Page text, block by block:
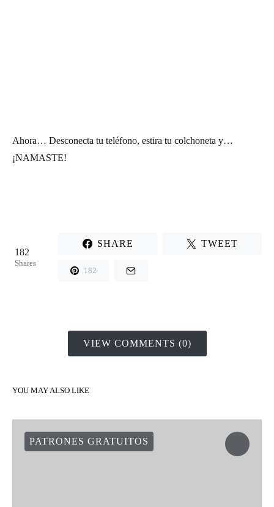
Ahora… Desconecta tu teléfono, estira tu colchoneta y…
¡NAMASTE!
182
Shares
SHARE TWEET
182
VIEW COMMENTS (0)
YOU MAY ALSO LIKE
PATRONES GRATUITOS